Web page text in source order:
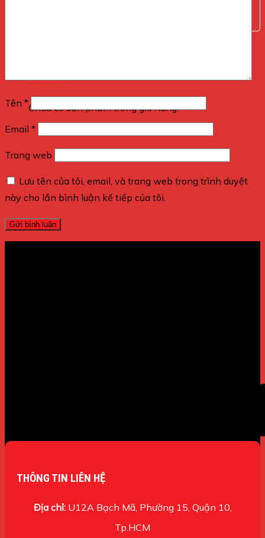
Giỏ hàng
Chưa có sản phẩm trong giỏ hàng.
Tên *
Email *
Trang web
Lưu tên của tôi, email, và trang web trong trình duyệt
này cho lần bình luận kế tiếp của tôi.
THÔNG TIN LIÊN HỆ
Địa chỉ:U12A Bạch Mã, Phường 15, Quận 10,
Tp.HCM